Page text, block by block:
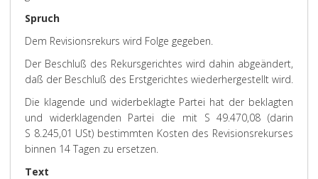
Spruch
Dem Revisionsrekurs wird Folge gegeben.
Der Beschluß des Rekursgerichtes wird dahin abgeändert,
daß der Beschluß des Erstgerichtes wiederhergestellt wird.
Die klagende und widerbeklagte Partei hat der beklagten
und widerklagenden Partei die mit S 49.470,08 (darin
S 8.245,01 USt) bestimmten Kosten des Revisionsrekurses
binnen 14 Tagen zu ersetzen.
Text